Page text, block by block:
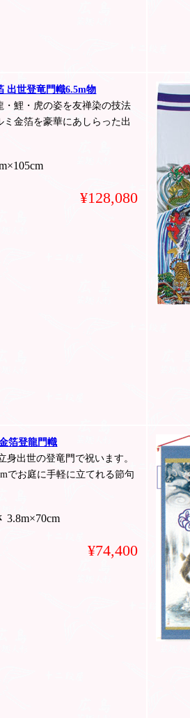
出世登竜門幟6.5m物
・鯉・虎の姿を友禅染の技法
ミ金箔を豪華にあしらった出
¥128,080
箔登龍門幟
身出世の登竜門で祝います。
でお庭に手軽に立てれる節句
3.8m×70cm
¥74,400